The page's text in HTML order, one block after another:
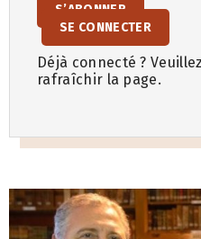
S’ABONNER
SE CONNECTER
Déjà connecté ? Veuillez
rafraîchir la page.